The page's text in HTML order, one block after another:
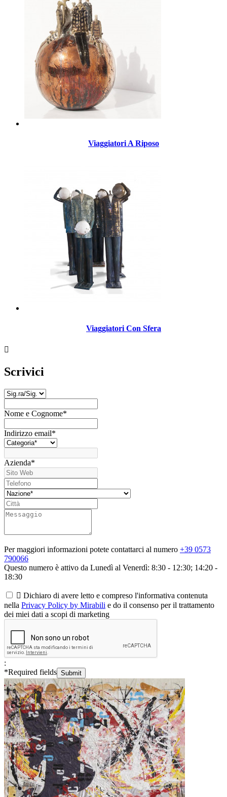
Viaggiatori A Riposo
Viaggiatori Con Sfera

Scrivici
Nome e Cognome*
Indirizzo email*
Azienda*
Per maggiori informazioni potete contattarci al numero +39 0573
790066
Questo numero è attivo da Lunedì al Venerdì: 8:30 - 12:30; 14:20 -
18:30
 Dichiaro di avere letto e compreso l'informativa contenuta
nella Privacy Policy by Mirabili e do il consenso per il trattamento
dei miei dati a scopi di marketing
:
*Required fields